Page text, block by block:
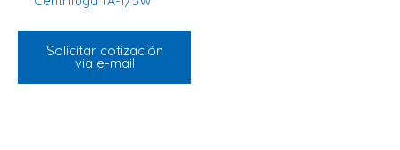
Solicitar cotización
via e-mail